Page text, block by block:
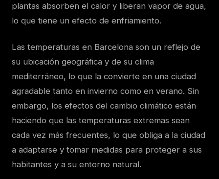
plantas absorben el calor y liberan vapor de agua,
lo que tiene un efecto de enfriamiento.
Las temperaturas en Barcelona son un reflejo de
su ubicación geográfica y de su clima
mediterráneo, lo que la convierte en una ciudad
agradable tanto en invierno como en verano. Sin
embargo, los efectos del cambio climático están
haciendo que las temperaturas extremas sean
cada vez más frecuentes, lo que obliga a la ciudad
a adaptarse y tomar medidas para proteger a sus
habitantes y a su entorno natural.